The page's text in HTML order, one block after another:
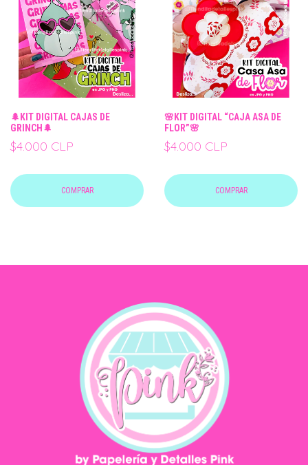
🌲KIT DIGITAL CAJAS DE
GRINCH🌲
$4.000 CLP
COMPRAR
🌸KIT DIGITAL “CAJA ASA DE
FLOR”🌸
$4.000 CLP
COMPRAR